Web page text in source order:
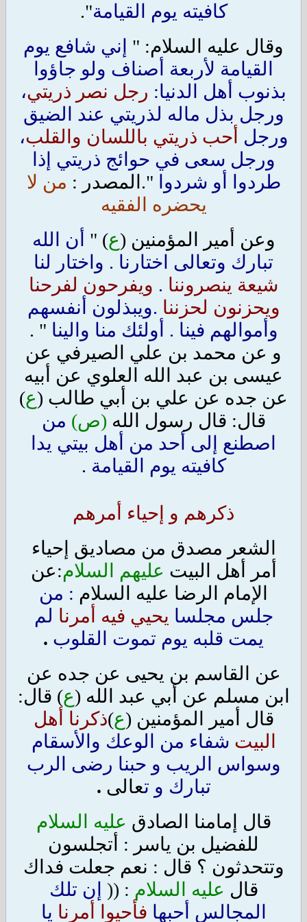
كافيته يوم القيامة".
وقال عليه السلام: " إني شافع يوم
القيامة لأربعة أصناف ولو جاؤوا
بذنوب أهل الدنيا: رجل نصر ذريتي،
ورجل بذل ماله لذريتي عند الضيق
ورجل أحب ذريتي باللسان والقلب،
ورجل سعى في حوائج ذريتي إذا
طردوا أو شردوا ".المصدر : من لا
يحضره الفقيه
وعن أمير المؤمنين (ع) " أن الله
تبارك وتعالى اختارنا . واختار لنا
شيعة ينصروننا . ويفرحون لفرحنا
ويحزنون لحزننا .ويبذلون أنفسهم
وأموالهم فينا . أولئك منا والينا " .
و عن محمد بن علي الصيرفي عن
عيسى بن عبد الله العلوي عن أبيه
عن جده عن علي بن أبي طالب (ع)
قال: قال رسول الله (ص) من
اصطنع إلى أحد من أهل بيتي يدا
كافيته يوم القيامة .
ذكرهم و إحياء أمرهم
الشعر مصدق من مصاديق إحياء
أمر أهل البيت عليهم السلام:عن
الإمام الرضا عليه السلام : من
جلس مجلسا يحيي فيه أمرنا لم
يمت قلبه يوم تموت القلوب .
عن القاسم بن يحيى عن جده عن
ابن مسلم عن أبي عبد الله (ع) قال:
قال أمير المؤمنين (ع)ذكرنا أهل
البيت شفاء من الوعك والأسقام
وسواس الريب و حبنا رضى الرب
تبارك و تعالى .
قال إمامنا الصادق عليه السلام
للفضيل بن ياسر : أتجلسون
وتتحدثون ؟ قال : نعم جعلت فداك
قال عليه السلام : (( إن تلك
المجالس أحبها فأحيوا أمرنا يا